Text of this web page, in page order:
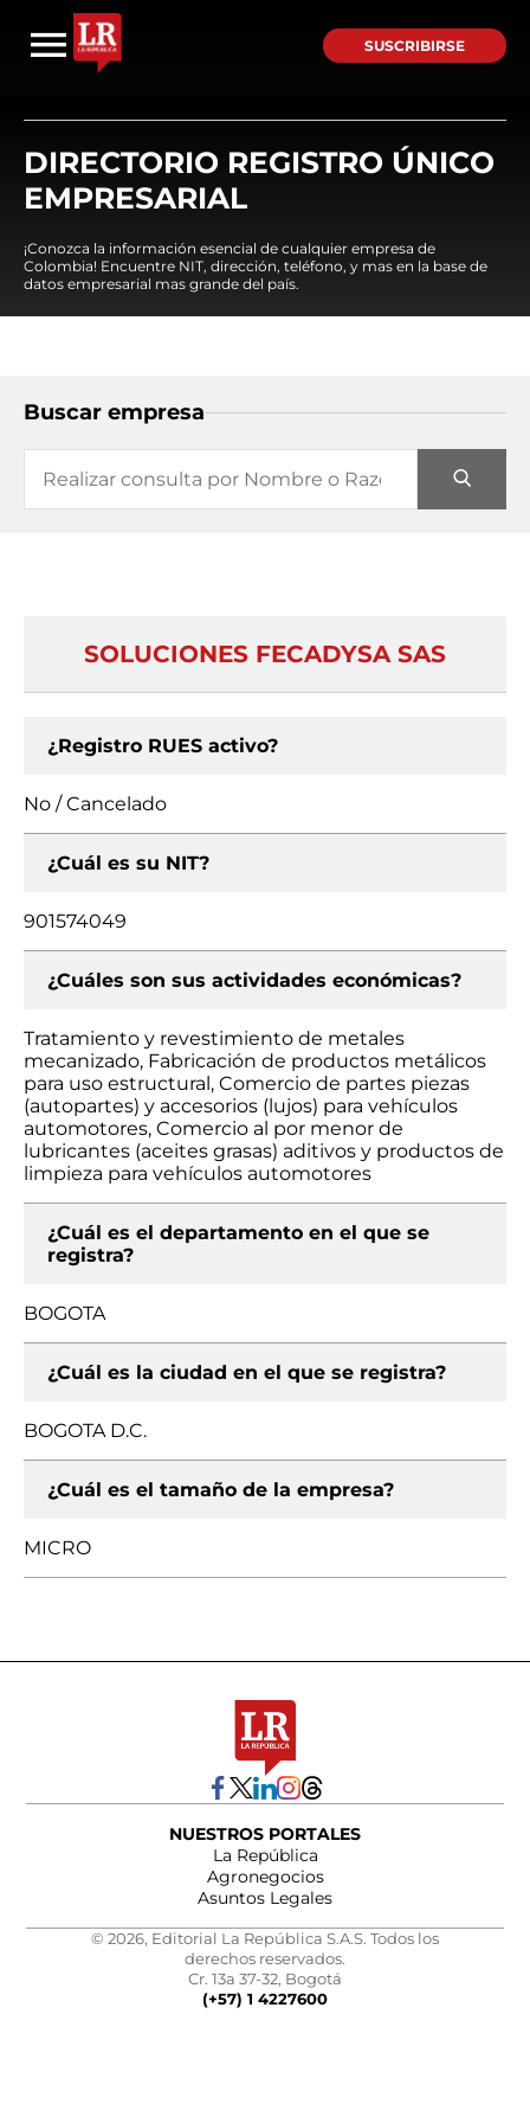
SUSCRIBIRSE
DIRECTORIO REGISTRO ÚNICO
EMPRESARIAL
¡Conozca la información esencial de cualquier empresa de
Colombia! Encuentre NIT, dirección, teléfono, y mas en la base de
datos empresarial mas grande del país.
Buscar empresa
SOLUCIONES FECADYSA SAS
¿Registro RUES activo?
No / Cancelado
¿Cuál es su NIT?
901574049
¿Cuáles son sus actividades económicas?
Tratamiento y revestimiento de metales
mecanizado, Fabricación de productos metálicos
para uso estructural, Comercio de partes piezas
(autopartes) y accesorios (lujos) para vehículos
automotores, Comercio al por menor de
lubricantes (aceites grasas) aditivos y productos de
limpieza para vehículos automotores
¿Cuál es el departamento en el que se
registra?
BOGOTA
¿Cuál es la ciudad en el que se registra?
BOGOTA D.C.
¿Cuál es el tamaño de la empresa?
MICRO
NUESTROS PORTALES
La República
Agronegocios
Asuntos Legales
© 2026, Editorial La República S.A.S. Todos los
derechos reservados.
Cr. 13a 37-32, Bogotá
(+57) 1 4227600